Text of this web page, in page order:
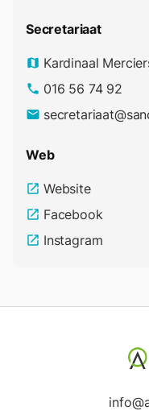
Secretariaat
map Kardinaal
phone 016 56 74 92
email
Web
open_in_new Website
open_in_new Facebook
open_in_new Instagram